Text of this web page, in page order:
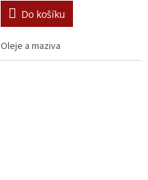
Do košíku
Oleje a maziva